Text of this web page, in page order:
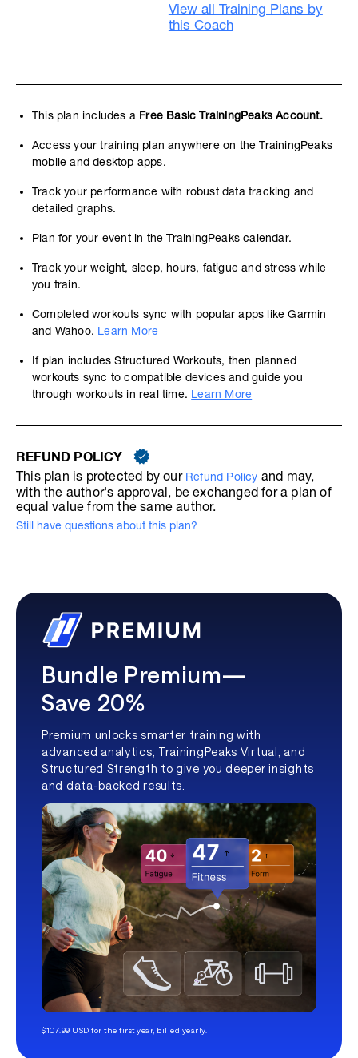
View all Training Plans by
this Coach
This plan includes a Free Basic TrainingPeaks Account.
Access your training plan anywhere on the TrainingPeaks
mobile and desktop apps.
Track your performance with robust data tracking and
detailed graphs.
Plan for your event in the TrainingPeaks calendar.
Track your weight, sleep, hours, fatigue and stress while
you train.
Completed workouts sync with popular apps like Garmin
and Wahoo. Learn More
If plan includes Structured Workouts, then planned
workouts sync to compatible devices and guide you
through workouts in real time. Learn More
REFUND POLICY
This plan is protected by our Refund Policy and may,
with the author's approval, be exchanged for a plan of
equal value from the same author.
Still have questions about this plan?
Bundle Premium—
Save 20%
Premium unlocks smarter training with
advanced analytics, TrainingPeaks Virtual, and
Structured Strength to give you deeper insights
and data-backed results.
$107.99 USD for the first year, billed yearly.